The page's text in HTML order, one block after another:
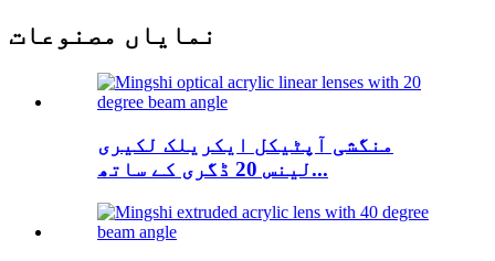
نمایاں مصنوعات
منگشی آپٹیکل ایکریلک لکیری
لینس 20 ڈگری کے ساتھ...